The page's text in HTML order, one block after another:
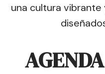
una cultura